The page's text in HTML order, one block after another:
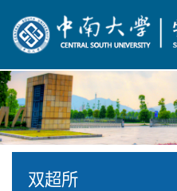
双超所